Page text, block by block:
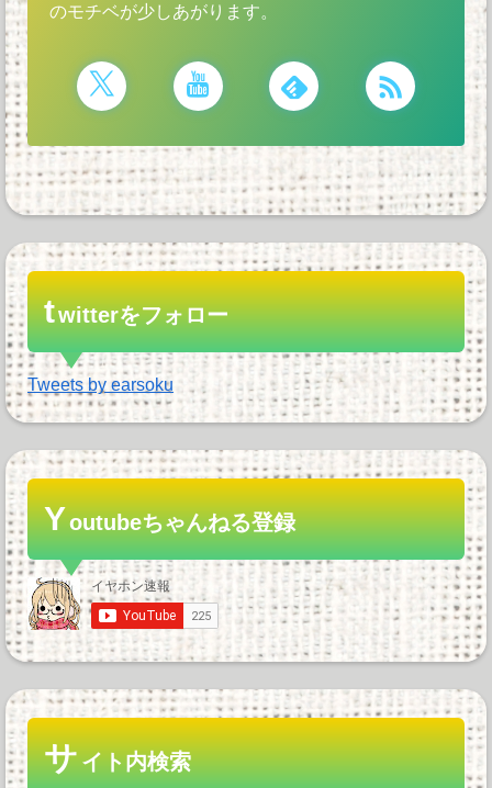
のモチベが少しあがります。
twitterをフォロー
Tweets by earsoku
Youtubeちゃんねる登録
サイト内検索